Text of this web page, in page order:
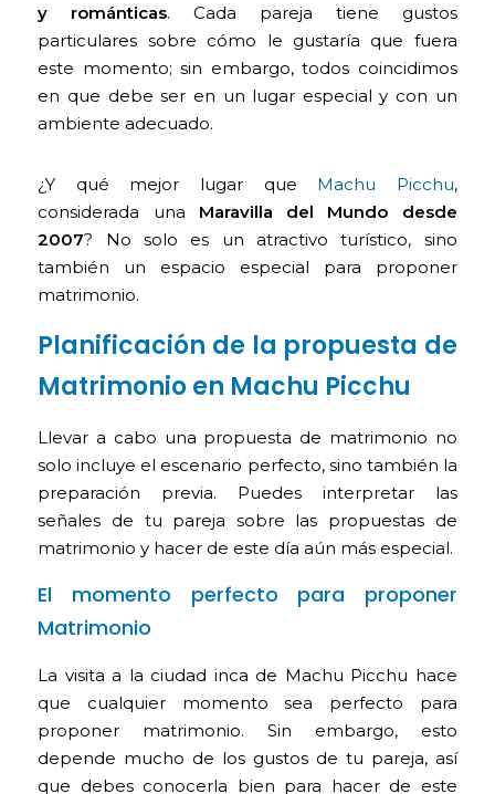
y románticas. Cada pareja tiene gustos
particulares sobre cómo le gustaría que fuera
este momento; sin embargo, todos coincidimos
en que debe ser en un lugar especial y con un
ambiente adecuado.
¿Y qué mejor lugar que Machu Picchu,
considerada una Maravilla del Mundo desde
2007? No solo es un atractivo turístico, sino
también un espacio especial para proponer
matrimonio.
Planificación de la propuesta de
Matrimonio en Machu Picchu
Llevar a cabo una propuesta de matrimonio no
solo incluye el escenario perfecto, sino también la
preparación previa. Puedes interpretar las
señales de tu pareja sobre las propuestas de
matrimonio y hacer de este día aún más especial.
El momento perfecto para proponer
Matrimonio
La visita a la ciudad inca de Machu Picchu hace
que cualquier momento sea perfecto para
proponer matrimonio. Sin embargo, esto
depende mucho de los gustos de tu pareja, así
que debes conocerla bien para hacer de este